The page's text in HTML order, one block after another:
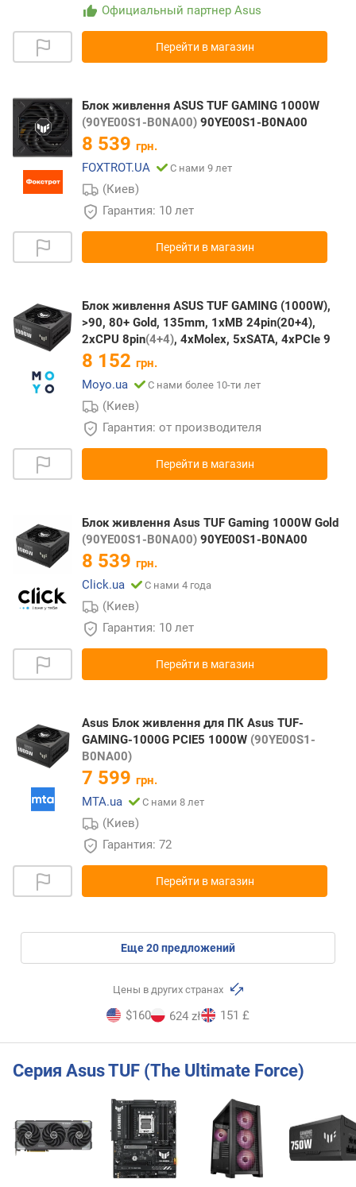
Официальный партнер Asus
Перейти в магазин
Блок живлення ASUS TUF GAMING 1000W
(90YE00S1-B0NA00) 90YE00S1-B0NA00
8 539 грн.
FOXTROT.UA
С нами 9 лет
(Киев)
Гарантия: 10 лет
Перейти в магазин
Блок живлення ASUS TUF GAMING (1000W),
>90, 80+ Gold, 135mm, 1xMB 24pin(20+4),
2xCPU 8pin(4+4), 4xMolex, 5xSATA, 4xPCIe 9
8 152 грн.
Moyo.ua
С нами более 10-ти лет
(Киев)
Гарантия: от производителя
Перейти в магазин
Блок живлення Asus TUF Gaming 1000W Gold
(90YE00S1-B0NA00) 90YE00S1-B0NA00
8 539 грн.
Click.ua
С нами 4 года
(Киев)
Гарантия: 10 лет
Перейти в магазин
Asus Блок живлення для ПК Asus TUF-
GAMING-1000G PCIE5 1000W (90YE00S1-
B0NA00)
7 599 грн.
MTA.ua
С нами 8 лет
(Киев)
Гарантия: 72
Перейти в магазин
eще20предложений
Цены в других странах
$160 624 zł 151 £
Серия Asus TUF (The Ultimate Force)